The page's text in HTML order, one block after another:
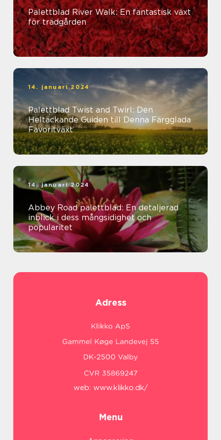
Palettblad River Walk: En fantastisk växt
för trädgården
14. januari 2024
Palettblad Twist and Twirl: Den
Heltäckande Guiden till Denna Färgglada
Favoritväxt
14. januari 2024
Abbey Road palettblad: En detaljerad
inblick i dess mångsidighet och
popularitet
Adress
web: www.klikko.dk/
Menu